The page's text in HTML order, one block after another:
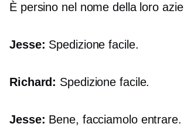
È persino nel nome della loro
Jesse: Spedizione facile.
Richard: Spedizione facile.
Jesse: Bene, facciamolo entrare.